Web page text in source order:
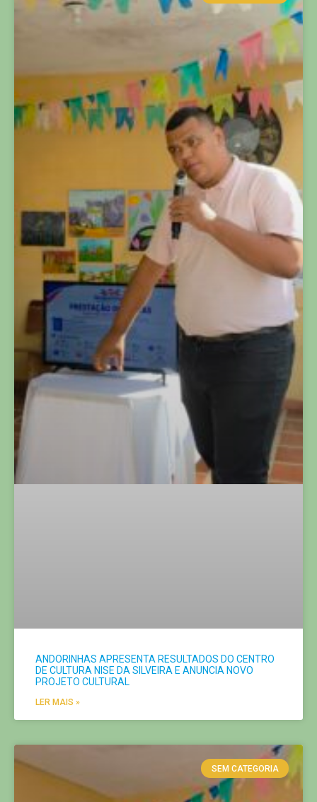
ANDORINHAS APRESENTA RESULTADOS DO CENTRO
DE CULTURA NISE DA SILVEIRA E ANUNCIA NOVO
PROJETO CULTURAL
LER MAIS »
SEM CATEGORIA